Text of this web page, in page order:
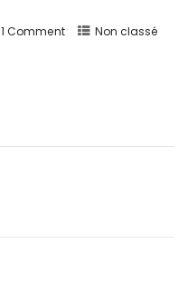
1 Comment Non classé